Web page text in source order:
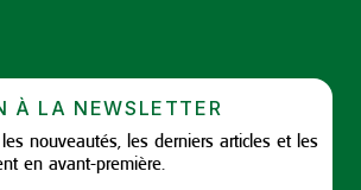
À LA NEWSLETTER
nouveautés, les derniers articles et les
en avant-première.